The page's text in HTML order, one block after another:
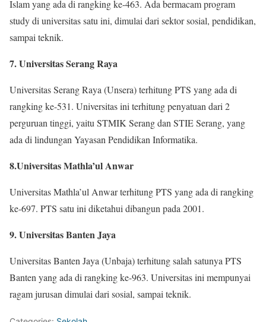
Islam yang ada di rangking ke-463. Ada bermacam program
study di universitas satu ini, dimulai dari sektor sosial, pendidikan,
sampai teknik.
7. Universitas Serang Raya
Universitas Serang Raya (Unsera) terhitung PTS yang ada di
rangking ke-531. Universitas ini terhitung penyatuan dari 2
perguruan tinggi, yaitu STMIK Serang dan STIE Serang, yang
ada di lindungan Yayasan Pendidikan Informatika.
8.Universitas Mathla’ul Anwar
Universitas Mathla’ul Anwar terhitung PTS yang ada di rangking
ke-697. PTS satu ini diketahui dibangun pada 2001.
9. Universitas Banten Jaya
Universitas Banten Jaya (Unbaja) terhitung salah satunya PTS
Banten yang ada di rangking ke-963. Universitas ini mempunyai
ragam jurusan dimulai dari sosial, sampai teknik.